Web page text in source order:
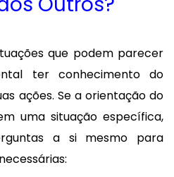
que podem parecer
ter conhecimento do
ações. Se a orientação do
uma situação específica,
a si mesmo para